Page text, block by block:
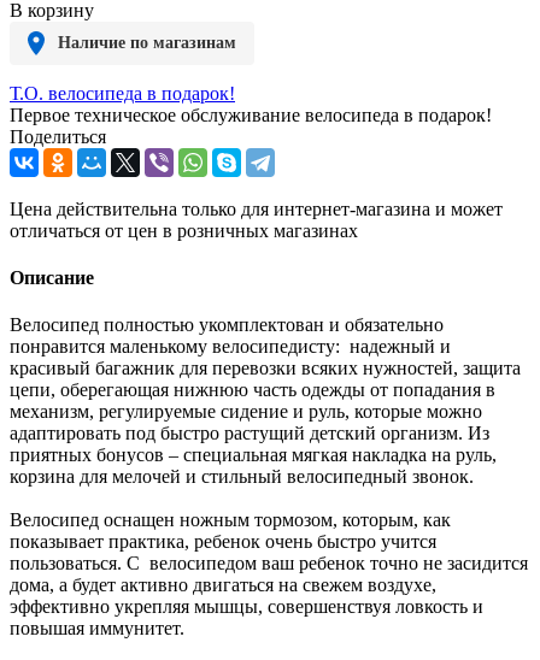
В корзину
Наличие по магазинам
Т.О. велосипеда в подарок!
Первое техническое обслуживание велосипеда в подарок!
Поделиться
Цена действительна только для интернет-магазина и может
отличаться от цен в розничных магазинах
Описание
Велосипед полностью укомплектован и обязательно
понравится маленькому велосипедисту: надежный и
красивый багажник для перевозки всяких нужностей, защита
цепи, оберегающая нижнюю часть одежды от попадания в
механизм, регулируемые сидение и руль, которые можно
адаптировать под быстро растущий детский организм. Из
приятных бонусов – специальная мягкая накладка на руль,
корзина для мелочей и стильный велосипедный звонок.
Велосипед оснащен ножным тормозом, которым, как
показывает практика, ребенок очень быстро учится
пользоваться. С велосипедом ваш ребенок точно не засидится
дома, а будет активно двигаться на свежем воздухе,
эффективно укрепляя мышцы, совершенствуя ловкость и
повышая иммунитет.